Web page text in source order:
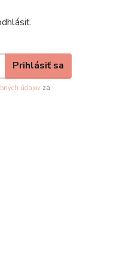
Prihlásiť sa
údajov za